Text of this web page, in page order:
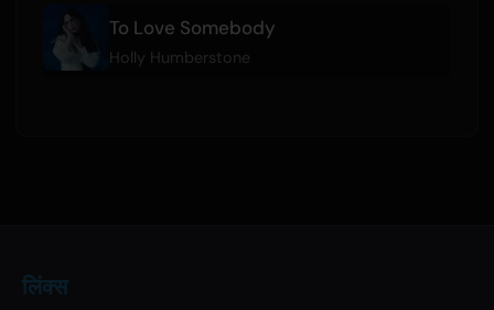
To Love Somebody
Holly Humberstone
लिंक्स